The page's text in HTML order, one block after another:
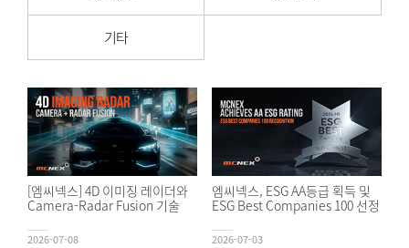
기타
[엠씨넥스] 4D 이미징 레이더와
Camera-Radar Fusion 기술
2026-07-08
엠씨넥스, ESG AA등급 획득 및
ESG Best Companies 100 선정
2026-07-03